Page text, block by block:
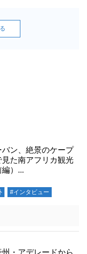
ン、絶景のケープ
た南アフリカ観光
）...
#インタビュー
州・アデレードから